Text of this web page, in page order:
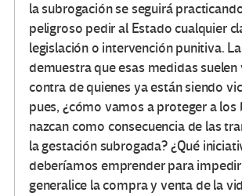
la subrogación se seguirá
peligroso pedir al Estado cualquier
legislación o intervención punitiva.
demuestra que esas medidas suelen
contra de quienes ya están siendo
pues, ¿cómo vamos a proteger a los
nazcan como consecuencia de las
la gestación subrogada? ¿Qué
deberíamos emprender para
generalice la compra y venta de la